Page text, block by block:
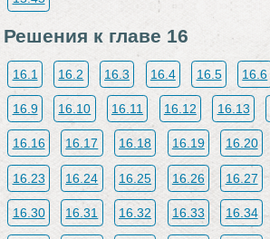
Решения к главе 16
16.1 16.2 16.3 16.4 16.5 16.6
16.9 16.10 16.11 16.12 16.13
16.16 16.17 16.18 16.19 16.20
16.23 16.24 16.25 16.26 16.27
16.30 16.31 16.32 16.33 16.34